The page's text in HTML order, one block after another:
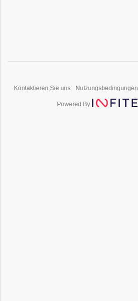
Kontaktieren Sie uns Nutzungsbedingungen
Powered By